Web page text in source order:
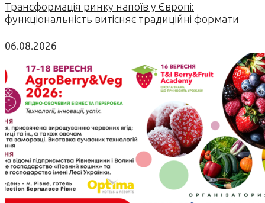
Трансформація ринку напоїв у Європі:
функціональність витісняє традиційні формати
06.08.2026